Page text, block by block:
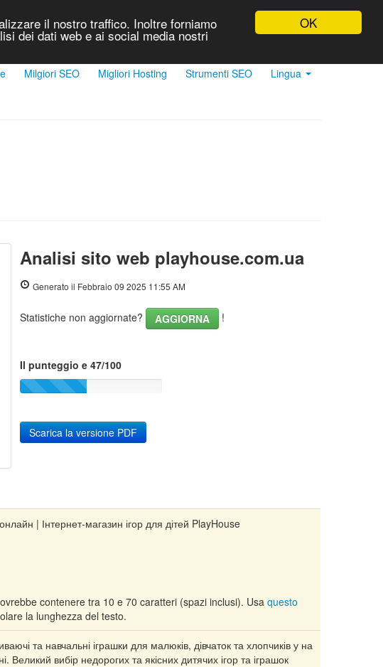
OK
il nostro traffico. Inoltre forniamo
dei dati web e ai social media nostri
Milgiori SEO Migliori Hosting Strumenti SEO Lingua
Analisi sito web playhouse.com.ua
Generato il Febbraio 09 2025 11:55 AM
Statistiche non aggiornate? AGGIORNA !
Il punteggio e 47/100
Scarica la versione PDF
| Інтернет-магазин ігор для дітей PlayHouse
contenere tra 10 e 70 caratteri (spazi inclusi). Usa questo
la lunghezza del testo.
та навчальні іграшки для малюків, дівчаток та хлопчиків у на
Великий вибір недорогих та якісних дитячих ігор та іграшок